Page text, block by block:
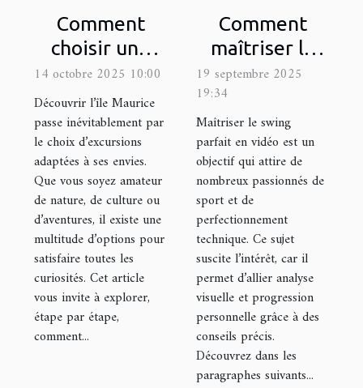
Comment
choisir une
excursion
adaptée à vos
intérêts à
Maurice ?
14 octobre 2025 10:00
Découvrir l’île Maurice
passe inévitablement par
le choix d’excursions
adaptées à ses envies.
Que vous soyez amateur
de nature, de culture ou
d’aventures, il existe une
multitude d’options pour
satisfaire toutes les
curiosités. Cet article
vous invite à explorer,
étape par étape,
comment...
Comment
maîtriser le
swing parfait
en vidéo ?
19 septembre 2025
19:34
Maîtriser le swing
parfait en vidéo est un
objectif qui attire de
nombreux passionnés de
sport et de
perfectionnement
technique. Ce sujet
suscite l’intérêt, car il
permet d’allier analyse
visuelle et progression
personnelle grâce à des
conseils précis.
Découvrez dans les
paragraphes suivants...